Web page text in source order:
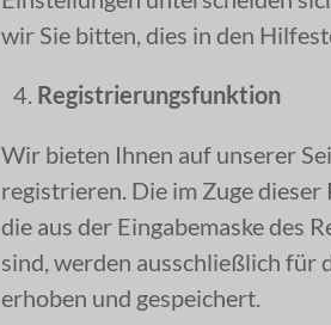
wir Sie bitten, dies in den
Registrierungsfunktion
Wir bieten Ihnen auf unserer
registrieren. Die im Zuge
die aus der Eingabemaske des
sind, werden ausschließlich für
erhoben und gespeichert.